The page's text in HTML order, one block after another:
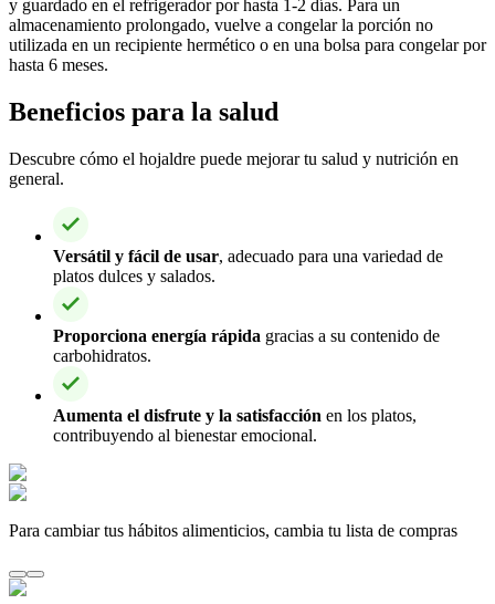
y guardado en el refrigerador por hasta 1-2 días. Para un
almacenamiento prolongado, vuelve a congelar la porción no
utilizada en un recipiente hermético o en una bolsa para congelar por
hasta 6 meses.
Beneficios para la salud
Descubre cómo el hojaldre puede mejorar tu salud y nutrición en
general.
Versátil y fácil de usar, adecuado para una variedad de
platos dulces y salados.
Proporciona energía rápida gracias a su contenido de
carbohidratos.
Aumenta el disfrute y la satisfacción en los platos,
contribuyendo al bienestar emocional.
Para cambiar tus hábitos alimenticios, cambia tu lista de compras